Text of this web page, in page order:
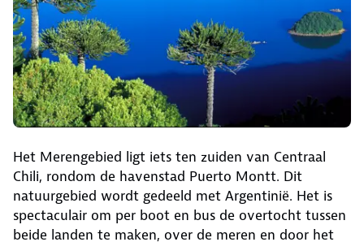
Het Merengebied ligt iets ten zuiden van Centraal
Chili, rondom de havenstad Puerto Montt. Dit
natuurgebied wordt gedeeld met Argentinië. Het is
spectaculair om per boot en bus de overtocht tussen
beide landen te maken, over de meren en door het